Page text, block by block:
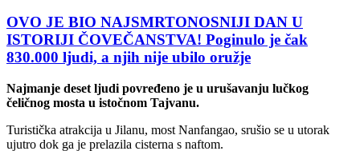
OVO JE BIO NAJSMRTONOSNIJI DAN U
ISTORIJI ČOVEČANSTVA! Poginulo je čak
830.000 ljudi, a njih nije ubilo oružje
Najmanje deset ljudi povređeno je u urušavanju lučkog
čeličnog mosta u istočnom Tajvanu.
Turistička atrakcija u Jilanu, most Nanfangao, srušio se u utorak
ujutro dok ga je prelazila cisterna s naftom.